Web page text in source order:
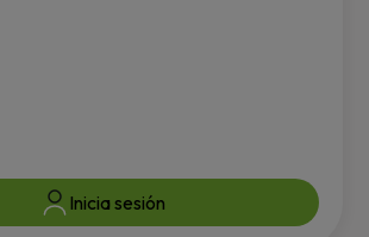
Inicia sesión